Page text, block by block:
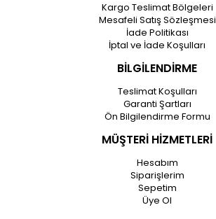
Kargo Teslimat Bölgeleri
Mesafeli Satış Sözleşmesi
İade Politikası
İptal ve İade Koşulları
BİLGİLENDİRME
Teslimat Koşulları
Garanti Şartları
Ön Bilgilendirme Formu
MÜŞTERİ HİZMETLERİ
Hesabım
Siparişlerim
Sepetim
Üye Ol